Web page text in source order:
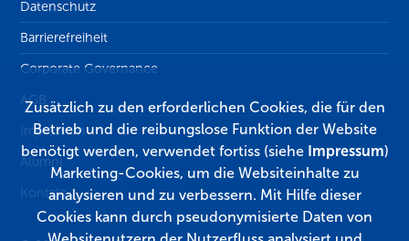
Datenschutz
Barrierefreiheit
Corporate Governance
AGB
Impressum
Alumni
Kontakt
Zusätzlich zu den erforderlichen Cookies, die für den
Betrieb und die reibungslose Funktion der Website
benötigt werden, verwendet fortiss (siehe Impressum)
Marketing-Cookies, um die Websiteinhalte zu
analysieren und zu verbessern. Mit Hilfe dieser
Cookies kann durch pseudonymisierte Daten von